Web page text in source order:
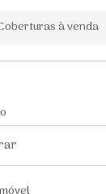
à venda